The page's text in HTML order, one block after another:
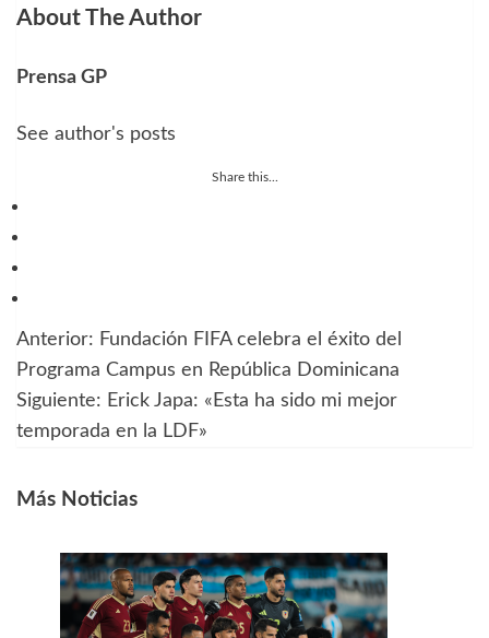
About The Author
Prensa GP
See author's posts
Share this...
Navegación
de
entradas
Anterior: Fundación FIFA celebra el éxito del
Programa Campus en República Dominicana
Siguiente: Erick Japa: «Esta ha sido mi mejor
temporada en la LDF»
Más Noticias